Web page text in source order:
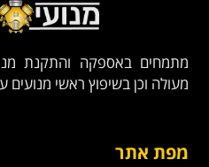
מתמחים באספקה והתקנת
מעולה וכן בשיפוץ ראשי מנועים
מפת אתר